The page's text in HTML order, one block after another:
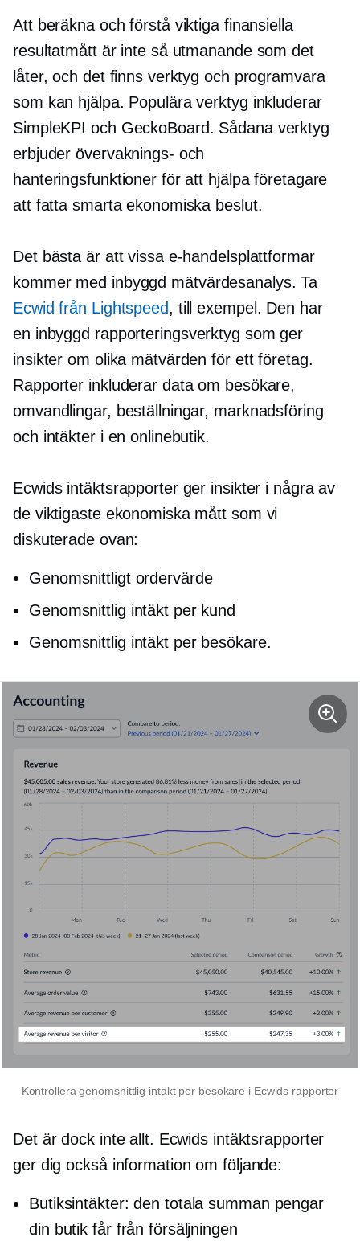
Att beräkna och förstå viktiga finansiella
resultatmått är inte så utmanande som det
låter, och det finns verktyg och programvara
som kan hjälpa. Populära verktyg inkluderar
SimpleKPI och GeckoBoard. Sådana verktyg
erbjuder övervaknings- och
hanteringsfunktioner för att hjälpa företagare
att fatta smarta ekonomiska beslut.
Det bästa är att vissa e-handelsplattformar
kommer med inbyggd mätvärdesanalys. Ta
Ecwid från Lightspeed, till exempel. Den har
en inbyggd rapporteringsverktyg som ger
insikter om olika mätvärden för ett företag.
Rapporter inkluderar data om besökare,
omvandlingar, beställningar, marknadsföring
och intäkter i en onlinebutik.
Ecwids intäktsrapporter ger insikter i några av
de viktigaste ekonomiska mått som vi
diskuterade ovan:
Genomsnittligt ordervärde
Genomsnittlig intäkt per kund
Genomsnittlig intäkt per besökare.
Kontrollera genomsnittlig intäkt per besökare i Ecwids rapporter
Det är dock inte allt. Ecwids intäktsrapporter
ger dig också information om följande:
Butiksintäkter: den totala summan pengar
din butik får från försäljningen